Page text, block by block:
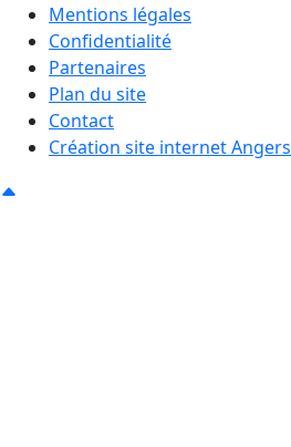
Mentions légales
Confidentialité
Partenaires
Plan du site
Contact
Création site internet Angers